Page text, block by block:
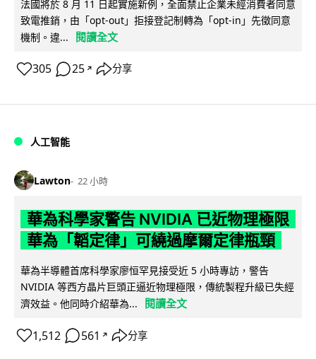
法國將於 8 月 11 日起實施新例，全面禁止企業未經消費者同意
致電推銷，由「opt-out」拒接登記制轉為「opt-in」先徵同意
機制。違...
閱讀全文
305 25 ↗ 分享
人工智能
Lawton 22 小時
華為科學家警告 NVIDIA 已近物理極限
華為「韜定律」可繞過摩爾定律瓶頸
華為半導體首席科學家廖恒罕見接受近 5 小時專訪，警告
NVIDIA 等西方晶片巨頭正逼近物理極限，傳統製程升級已失經
濟效益。他同時介紹華為...
閱讀全文
1,512 561 ↗ 分享